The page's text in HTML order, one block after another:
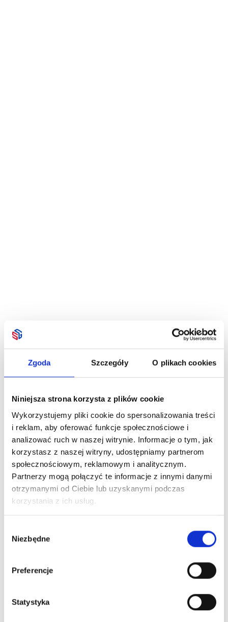
Zgoda Szczegóły O plikach cookies
Niniejsza strona korzysta z plików cookie
Wykorzystujemy pliki cookie do spersonalizowania treści
i reklam, aby oferować funkcje społecznościowe i
analizować ruch w naszej witrynie. Informacje o tym, jak
korzystasz z naszej witryny, udostępniamy partnerom
społecznościowym, reklamowym i analitycznym.
Partnerzy mogą połączyć te informacje z innymi danymi
otrzymanymi od Ciebie lub uzyskanymi podczas
korzystania z ich usług.
zgody
Niezbędne
Preferencje
Statystyka